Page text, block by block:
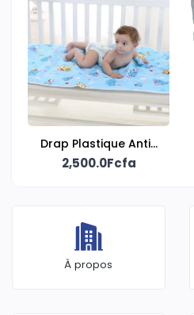
Drap Plastique Anti-
Urine pour Bébé
2,500.0Fcfa
À propos